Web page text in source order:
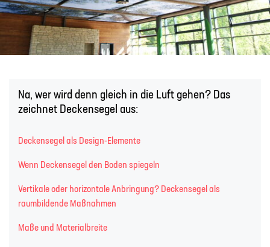
Na, wer wird denn gleich in die Luft gehen? Das
zeichnet Deckensegel aus:
Deckensegel als Design-Elemente
Wenn Deckensegel den Boden spiegeln
Vertikale oder horizontale Anbringung? Deckensegel als
raumbildende Maßnahmen
Maße und Materialbreite